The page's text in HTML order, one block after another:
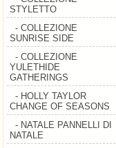
STYLETTO
- COLLEZIONE
SUNRISE SIDE
- COLLEZIONE
YULETHIDE
GATHERINGS
- HOLLY TAYLOR
CHANGE OF SEASONS
- NATALE PANNELLI DI
NATALE